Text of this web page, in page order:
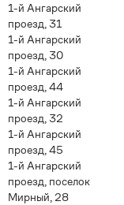
1-й Ангарский
проезд, 31
1-й Ангарский
проезд, 30
1-й Ангарский
проезд, 44
1-й Ангарский
проезд, 32
1-й Ангарский
проезд, 45
1-й Ангарский
проезд, поселок
Мирный, 28